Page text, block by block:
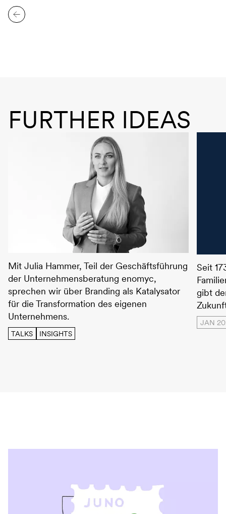
FURTHER IDEAS
Mit Julia Hammer, Teil der Geschäftsführung
der Unternehmensberatung enomyc,
sprechen wir über Branding als Katalysator
für die Transformation des eigenen
Unternehmens.
TALKS INSIGHTS
Seit
gibt
JAN